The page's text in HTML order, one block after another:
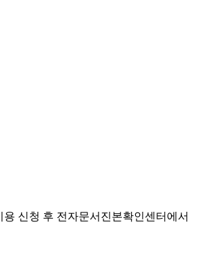
신청 후 전자문서진본확인센터에서